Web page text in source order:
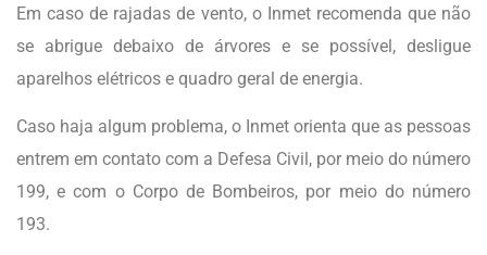
Em caso de rajadas de vento, o Inmet recomenda que não
se abrigue debaixo de árvores e se possível, desligue
aparelhos elétricos e quadro geral de energia.
Caso haja algum problema, o Inmet orienta que as pessoas
entrem em contato com a Defesa Civil, por meio do número
199, e com o Corpo de Bombeiros, por meio do número
193.